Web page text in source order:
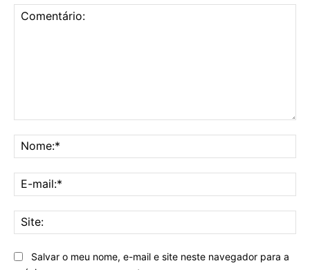
Salvar o meu nome, e-mail e site neste navegador para a